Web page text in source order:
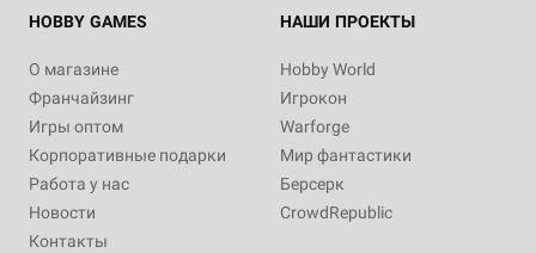
HOBBY GAMES
О магазине
Франчайзинг
Игры оптом
Корпоративные подарки
Работа у нас
Новости
Контакты
НАШИ ПРОЕКТЫ
Hobby World
Игрокон
Warforge
Мир фантастики
Берсерк
CrowdRepublic